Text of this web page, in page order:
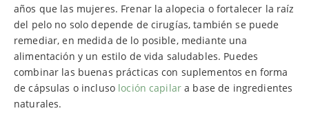
años que las mujeres. Frenar la alopecia o fortalecer la raíz
del pelo no solo depende de cirugías, también se puede
remediar, en medida de lo posible, mediante una
alimentación y un estilo de vida saludables. Puedes
combinar las buenas prácticas con suplementos en forma
de cápsulas o incluso loción capilar a base de ingredientes
naturales.